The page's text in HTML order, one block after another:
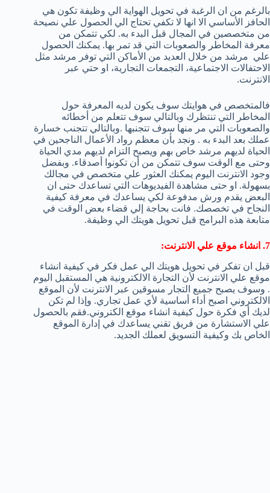
بالرغم من ان الرغبة في تحويل الهواية الي وظيفة تكون هي
الحافز الأساسي الا انها لا تكفي تحتاج الي الحصول علي نصيحة
من متخصصين في المجال قبل البدء به. لكي تتمكن من
معرفة المخاطر والصعوبات التي قد تمر بها. يمكنك الحصول
علي مرشد من خلال العديد من الأماكن التي توفر مرشد مثل
الاحتفالات الاجتماعية، التجمعات التجارية، او حتي عبر
الانترنت.
فالمتخصص في هوايتك سوف يكون لديه المعرفة حول
المخاطر التي تنتظرك وبالتالي سوف تتعلم من أخطائه
والصعوبات التي مر منها سوف تتجنبها .وبالتالي تتجنب خسارة
عملك بعد البدء به . ونجد بأن معظم رواد الأعمال الناجحين في
الحياة لديهم مرشد خاص بهم ويصبح التزام لديهم مدي الحياة
وحتى مع الوقت سوف تتمكن من أن تكونوا أصدقاء. وبفضل
وجود الانترنت اليوم يمكنك العثور علي متخصص في مجالك
بسهولة. او حتى مشاهدة الفيديوهات التي تساعدك حتى ان
البعض يقدم ورش مدفوعة لكي يساعدك في معرفة كيفية
النجاح في تخصصك. فانت بحاجة إلي قضاء بعض الوقت في
متابعة هذه البرامج قبل تحويل هويتك الي وظيفة.
7. انشاء موقع علي الانترنت:
قبل ان تفكر في تحويل هويتك الي عمل فكر في كيفية انشاء
موقع علي الانترنت لأن التجارة الالكترونية هي المستقبل اليوم
. وسوف يصبح جميع التجار مسوقين عبر الانترنت لأن الموقع
الالكتروني اصبح أداء أساسية لأي عمل تجاري. وإذا لم تكن
لديك أي فكرة حول كيفية انشاء موقع الكتروني.فقم بالحصول
علي الاستشارة من فريق تقني يساعدك في إدارة الموقع
الخاص بك وكيفية التسويق لعملك الجديد.